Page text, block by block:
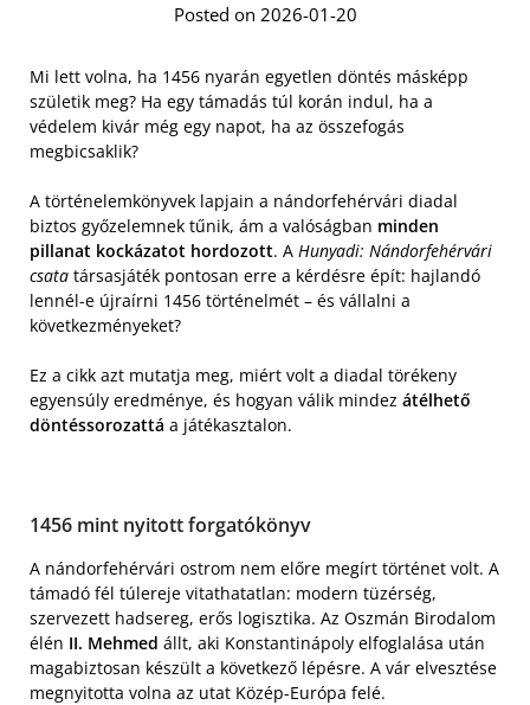
Posted on 2026-01-20
Mi lett volna, ha 1456 nyarán egyetlen döntés másképp
születik meg? Ha egy támadás túl korán indul, ha a
védelem kivár még egy napot, ha az összefogás
megbicsaklik?
A történelemkönyvek lapjain a nándorfehérvári diadal
biztos győzelemnek tűnik, ám a valóságban minden
pillanat kockázatot hordozott. A Hunyadi: Nándorfehérvári
csata társasjáték pontosan erre a kérdésre épít: hajlandó
lennél-e újraírni 1456 történelmét – és vállalni a
következményeket?
Ez a cikk azt mutatja meg, miért volt a diadal törékeny
egyensúly eredménye, és hogyan válik mindez átélhető
döntéssorozattá a játékasztalon.
1456 mint nyitott forgatókönyv
A nándorfehérvári ostrom nem előre megírt történet volt. A
támadó fél túlereje vitathatatlan: modern tüzérség,
szervezett hadsereg, erős logisztika. Az Oszmán Birodalom
élén II. Mehmed állt, aki Konstantinápoly elfoglalása után
magabiztosan készült a következő lépésre. A vár elvesztése
megnyitotta volna az utat Közép-Európa felé.